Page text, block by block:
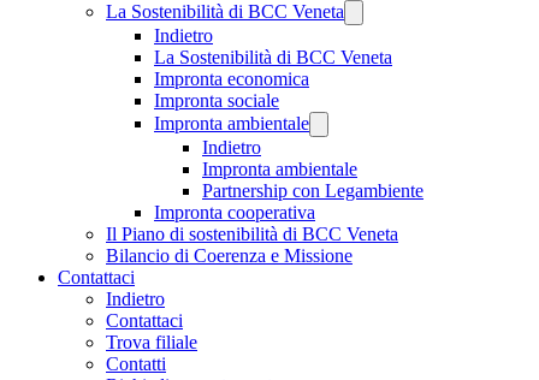
La Sostenibilità di BCC Veneta
Indietro
La Sostenibilità di BCC Veneta
Impronta economica
Impronta sociale
Impronta ambientale
Indietro
Impronta ambientale
Partnership con Legambiente
Impronta cooperativa
Il Piano di sostenibilità di BCC Veneta
Bilancio di Coerenza e Missione
Contattaci
Indietro
Contattaci
Trova filiale
Contatti